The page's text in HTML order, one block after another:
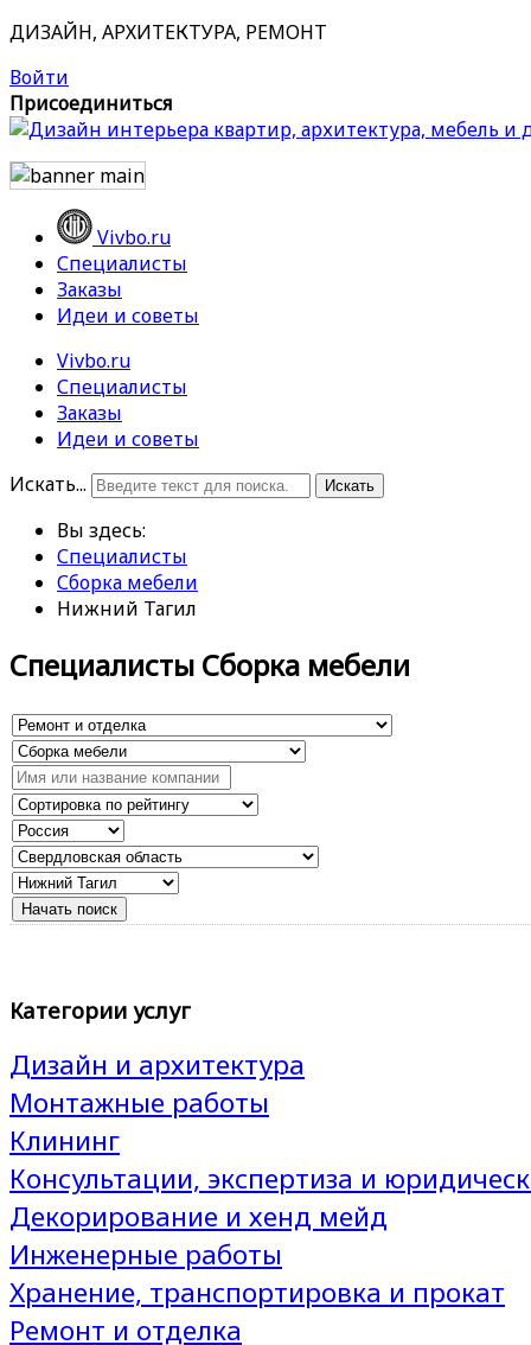
ДИЗАЙН, АРХИТЕКТУРА, РЕМОНТ
Войти
Присоединиться
Vivbo.ru
Специалисты
Заказы
Идеи и советы
Vivbo.ru
Специалисты
Заказы
Идеи и советы
Искать...
Искать
Вы здесь:
Специалисты
Сборка мебели
Нижний Тагил
Специалисты Сборка мебели
Категории услуг
Дизайн и архитектура
Монтажные работы
Клининг
Консультации, экспертиза и
Декорирование и хенд мейд
Инженерные работы
Хранение, транспортировка и прокат
Ремонт и отделка